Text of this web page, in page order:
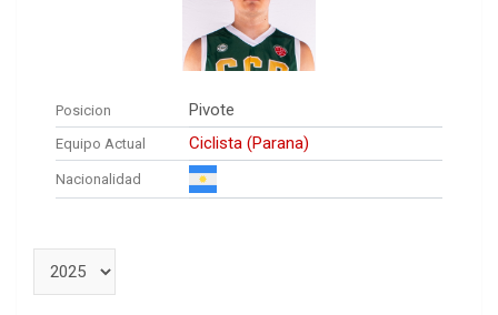
Posicion Pivote
Equipo Actual Ciclista (Parana)
Nacionalidad